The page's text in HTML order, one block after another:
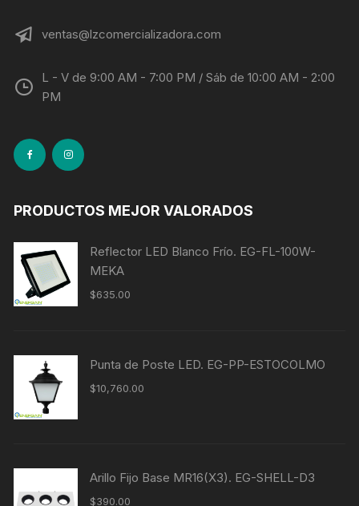
ventas@lzcomercializadora.com
L - V de 9:00 AM - 7:00 PM / Sáb de 10:00 AM - 2:00
PM
PRODUCTOS MEJOR VALORADOS
Reflector LED Blanco Frío. EG-FL-100W-
MEKA
$635.00
Punta de Poste LED. EG-PP-ESTOCOLMO
$10,760.00
Arillo Fijo Base MR16(X3). EG-SHELL-D3
$390.00